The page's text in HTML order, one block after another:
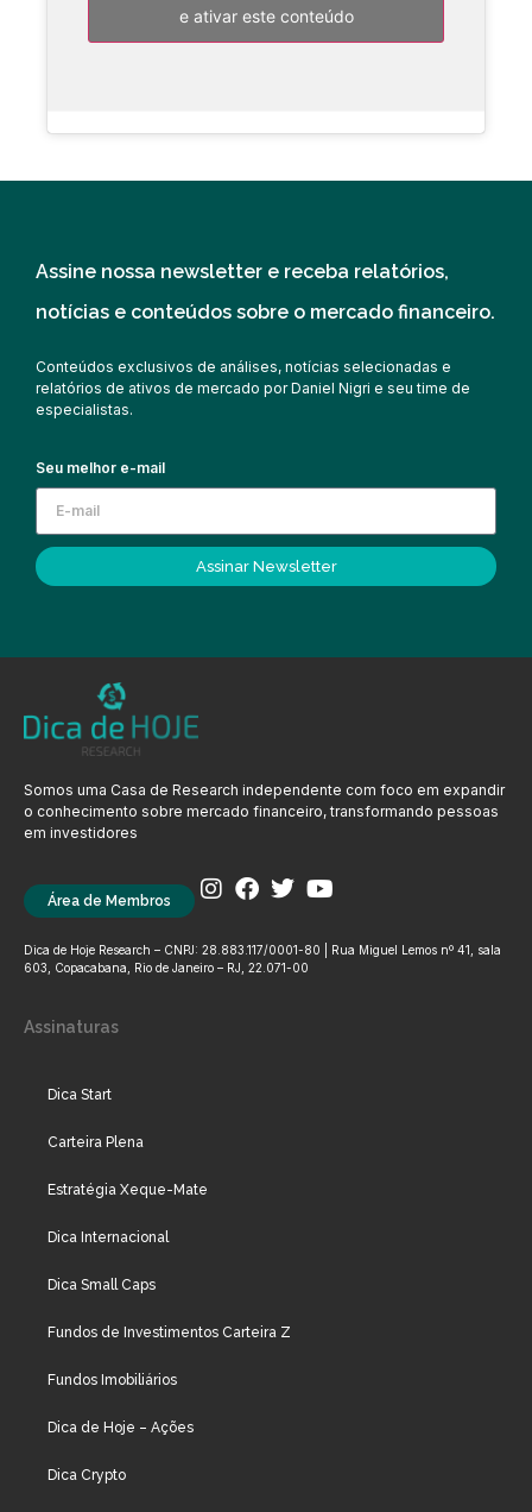
e ativar este conteúdo
Assine nossa newsletter e receba relatórios,
notícias e conteúdos sobre o mercado financeiro.
Conteúdos exclusivos de análises, notícias selecionadas e
relatórios de ativos de mercado por Daniel Nigri e seu time de
especialistas.
Seu melhor e-mail
Assinar Newsletter
Somos uma Casa de Research independente com foco em expandir
o conhecimento sobre mercado financeiro, transformando pessoas
em investidores
Área de Membros
Dica de Hoje Research – CNPJ: 28.883.117/0001-80 | Rua Miguel Lemos nº 41, sala
603, Copacabana, Rio de Janeiro – RJ, 22.071-00
Assinaturas
Dica Start
Carteira Plena
Estratégia Xeque-Mate
Dica Internacional
Dica Small Caps
Fundos de Investimentos Carteira Z
Fundos Imobiliários
Dica de Hoje – Ações
Dica Crypto